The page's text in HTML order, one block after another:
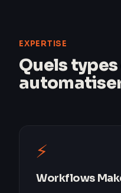
EXPERTISE
Quels
automatiser
⚡
Workflows